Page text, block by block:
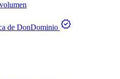
de DonDominio